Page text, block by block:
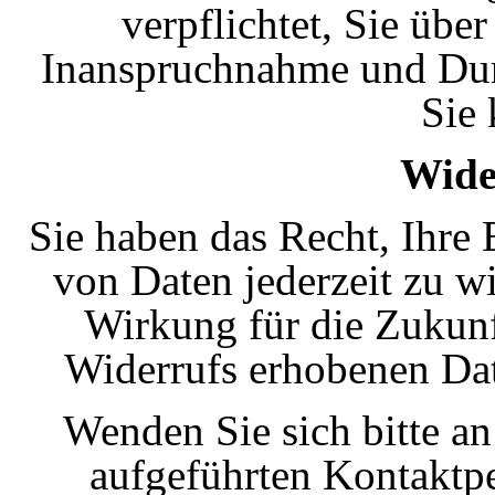
verpflichtet, Sie
Inanspruchnahme und
Sie
Sie haben das Recht,
von Daten jederzeit zu
Wirkung für die
Widerrufs erhobenen
Wenden Sie sich bitte
aufgeführten